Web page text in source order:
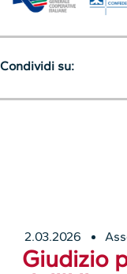
2.03.2026
Giudizio
Condividi su: